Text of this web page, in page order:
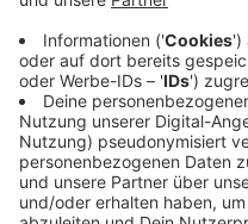
auch nachgebessert.
Veröffentlicht: Mittwoch,
Anzeige